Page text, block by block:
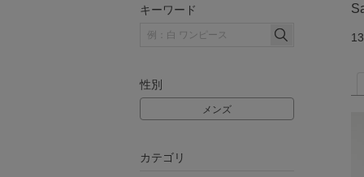
13
キーワード
性別
メンズ
カテゴリ